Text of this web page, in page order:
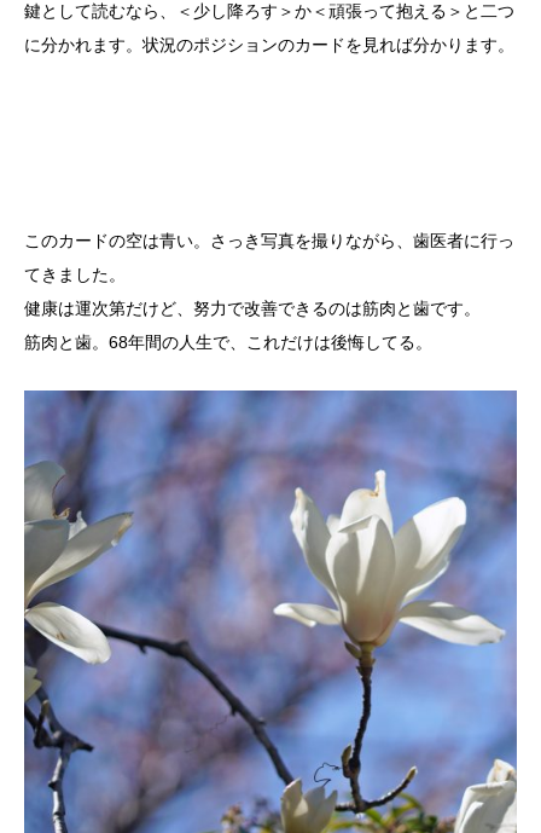
鍵として読むなら、＜少し降ろす＞か＜頑張って抱える＞と二つ
に分かれます。状況のポジションのカードを見れば分かります。
このカードの空は青い。さっき写真を撮りながら、歯医者に行っ
てきました。
健康は運次第だけど、努力で改善できるのは筋肉と歯です。
筋肉と歯。68年間の人生で、これだけは後悔してる。